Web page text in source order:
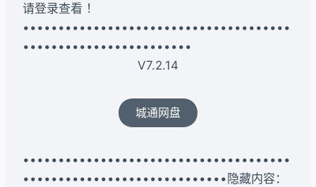
请登录查看 ！
••••••••••••••••••••••••••••••••••••••
••••••••••••••••••••••••
V7.2.14
城通网盘
••••••••••••••••••••••••••••••••••••••
•••••••••••••••••••••••••••••隐藏内容：